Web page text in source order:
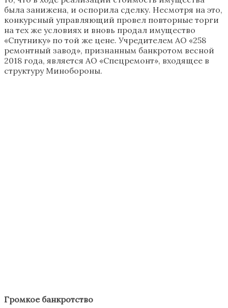
была занижена, и оспорила сделку. Несмотря на это,
конкурсный управляющий провел повторные торги
на тех же условиях и вновь продал имущество
«Спутнику» по той же цене. Учредителем АО «258
ремонтный завод», признанным банкротом весной
2018 года, является АО «Спецремонт», входящее в
структуру Минобороны.
Громкое банкротство